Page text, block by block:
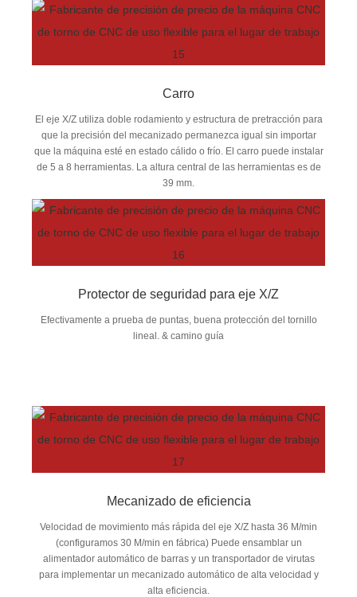
Carro
El eje X/Z utiliza doble rodamiento y estructura de pretracción para
que la precisión del mecanizado permanezca igual sin importar
que la máquina esté en estado cálido o frío. El carro puede instalar
de 5 a 8 herramientas. La altura central de las herramientas es de
39 mm.
Protector de seguridad para eje X/Z
Efectivamente a prueba de puntas, buena protección del tornillo
lineal. & camino guía
Mecanizado de eficiencia
Velocidad de movimiento más rápida del eje X/Z hasta 36 M/min
(configuramos 30 M/min en fábrica) Puede ensamblar un
alimentador automático de barras y un transportador de virutas
para implementar un mecanizado automático de alta velocidad y
alta eficiencia.